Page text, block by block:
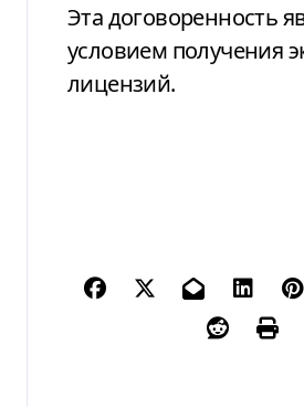
Эта договоренность
условием получения
лицензий.